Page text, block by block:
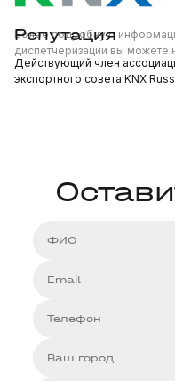
Репутация
Действующий член
экспортного совета KNX
Более подробную
диспетчеризации вы можете